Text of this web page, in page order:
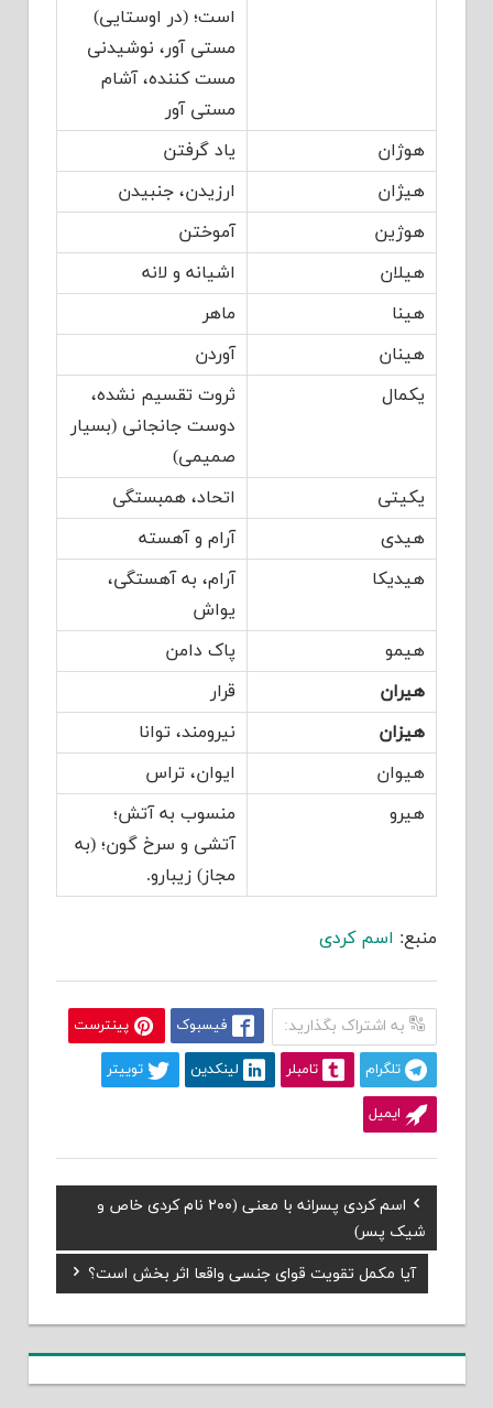
است؛ (در اوستایی)
مستی آور، نوشیدنی
مست کننده، آشام
مستی آور
هوژان
یاد گرفتن
هیژان
ارزیدن، جنبیدن
هوژین
آموختن
هیلان
اشیانه و لانه
هینا
ماهر
هینان
آوردن
یکمال
ثروت تقسیم نشده،
دوست جان‏جانی (بسیار
صمیمی)
یکیتی
اتحاد، همبستگی
هیدی
آرام و آهسته
هیدیکا
آرام، به آهستگی،
یواش
هیمو
پاک دامن
هیران
قرار
هیزان
نیرومند، توانا
هیوان
ایوان، تراس
هیرو
منسوب به آتش؛
آتشی و سرخ گون؛ (به
مجاز) زیبارو.
منبع: اسم کردی
به اشتراک بگذارید: فیسبوک پینترست
تلگرام تامبلر لینکدین توییتر
ایمیل
راهبری
نوشته
Previous
Post:
اسم کردی پسرانه با معنی (۲۰۰ نام کردی خاص و
شیک پسر)
Next
Post:
آیا مکمل تقویت قوای جنسی واقعا اثر بخش است؟